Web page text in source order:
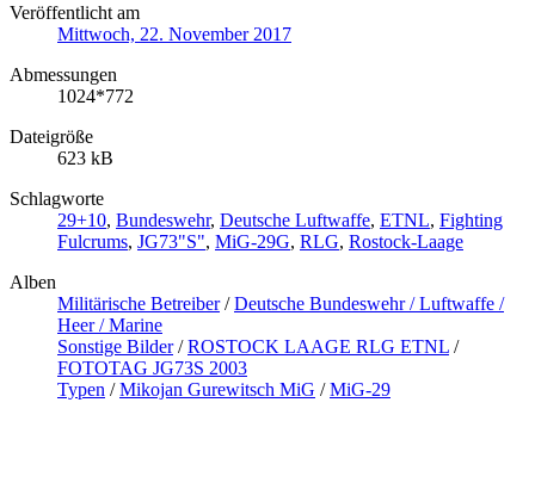
Veröffentlicht am
Mittwoch, 22. November 2017
Abmessungen
1024*772
Dateigröße
623 kB
Schlagworte
29+10, Bundeswehr, Deutsche Luftwaffe, ETNL, Fighting
Fulcrums, JG73"S", MiG-29G, RLG, Rostock-Laage
Alben
Militärische Betreiber/Deutsche Bundeswehr / Luftwaffe /
Heer / Marine
Sonstige Bilder/ROSTOCK LAAGE RLG ETNL /
FOTOTAG JG73S 2003
Typen /Mikojan Gurewitsch MiG /MiG-29